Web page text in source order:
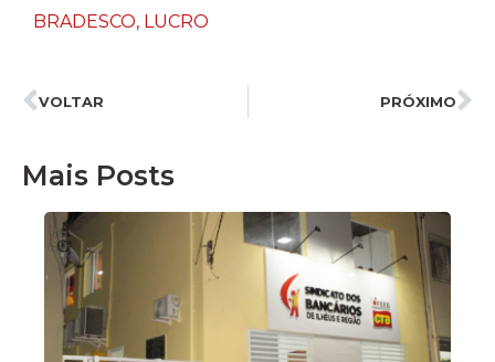
BRADESCO, LUCRO
VOLTAR PRÓXIMO
Mais Posts